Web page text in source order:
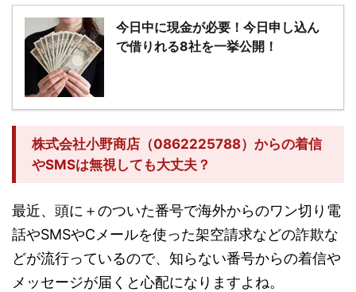
今日中に現金が必要！今日申し込ん
で借りれる8社を一挙公開！
株式会社小野商店（0862225788）からの着信
やSMSは無視しても大丈夫？
最近、頭に＋のついた番号で海外からのワン切り電
話やSMSやCメールを使った架空請求などの詐欺な
どが流行っているので、知らない番号からの着信や
メッセージが届くと心配になりますよね。